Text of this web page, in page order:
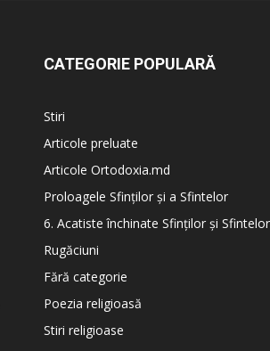
CATEGORIE POPULARĂ
Stiri
Articole preluate
Articole Ortodoxia.md
Proloagele Sfinților și a Sfintelor
6. Acatiste închinate Sfinților și Sfintelor
Rugăciuni
Fără categorie
Poezia religioasă
Stiri religioase